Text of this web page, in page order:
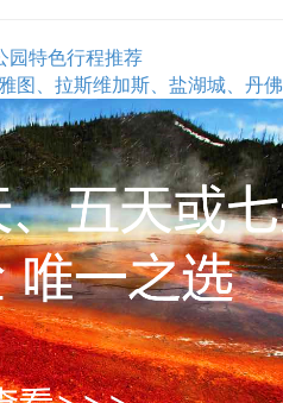
园特色行程推荐
图、拉斯维加斯、盐湖城、丹佛